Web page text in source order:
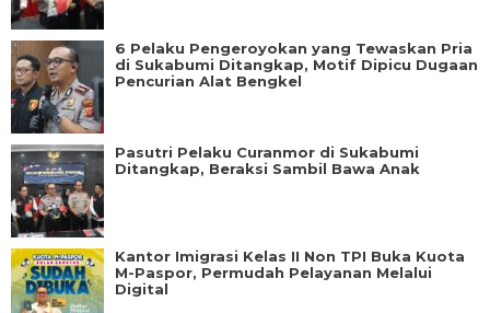
6 Pelaku Pengeroyokan yang Tewaskan Pria
di Sukabumi Ditangkap, Motif Dipicu Dugaan
Pencurian Alat Bengkel
Pasutri Pelaku Curanmor di Sukabumi
Ditangkap, Beraksi Sambil Bawa Anak
Kantor Imigrasi Kelas II Non TPI Buka Kuota
M-Paspor, Permudah Pelayanan Melalui
Digital